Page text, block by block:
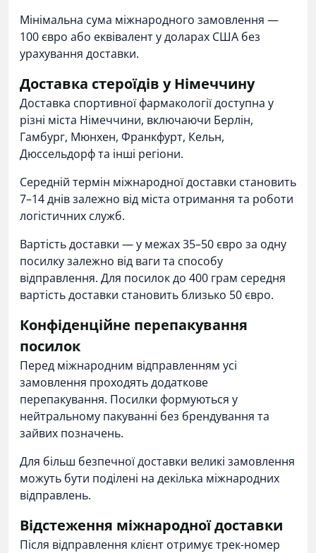
Мінімальна сума міжнародного замовлення —
100 євро або еквівалент у доларах США без
урахування доставки.
Доставка стероїдів у Німеччину
Доставка спортивної фармакології доступна у
різні міста Німеччини, включаючи Берлін,
Гамбург, Мюнхен, Франкфурт, Кельн,
Дюссельдорф та інші регіони.
Середній термін міжнародної доставки становить
7–14 днів залежно від міста отримання та роботи
логістичних служб.
Вартість доставки — у межах 35–50 євро за одну
посилку залежно від ваги та способу
відправлення. Для посилок до 400 грам середня
вартість доставки становить близько 50 євро.
Конфіденційне перепакування
посилок
Перед міжнародним відправленням усі
замовлення проходять додаткове
перепакування. Посилки формуються у
нейтральному пакуванні без брендування та
зайвих позначень.
Для більш безпечної доставки великі замовлення
можуть бути поділені на декілька міжнародних
відправлень.
Відстеження міжнародної доставки
Після відправлення клієнт отримує трек-номер